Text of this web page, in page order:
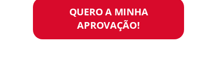
QUERO A MINHA
APROVAÇÃO!